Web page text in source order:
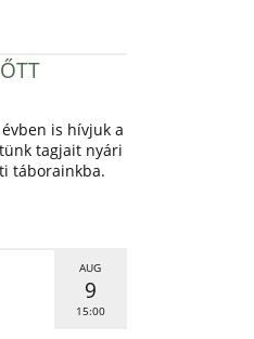
is hívjuk a
tagjait nyári
táborainkba.
AUG
9
15:00